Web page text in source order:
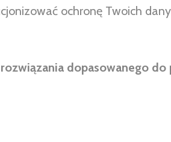
ochronę Twoich
dopasowanego do